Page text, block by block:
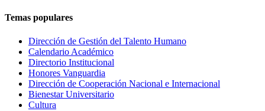
Temas populares
Dirección de Gestión del Talento Humano
Calendario Académico
Directorio Institucional
Honores Vanguardia
Dirección de Cooperación Nacional e Internacional
Bienestar Universitario
Cultura